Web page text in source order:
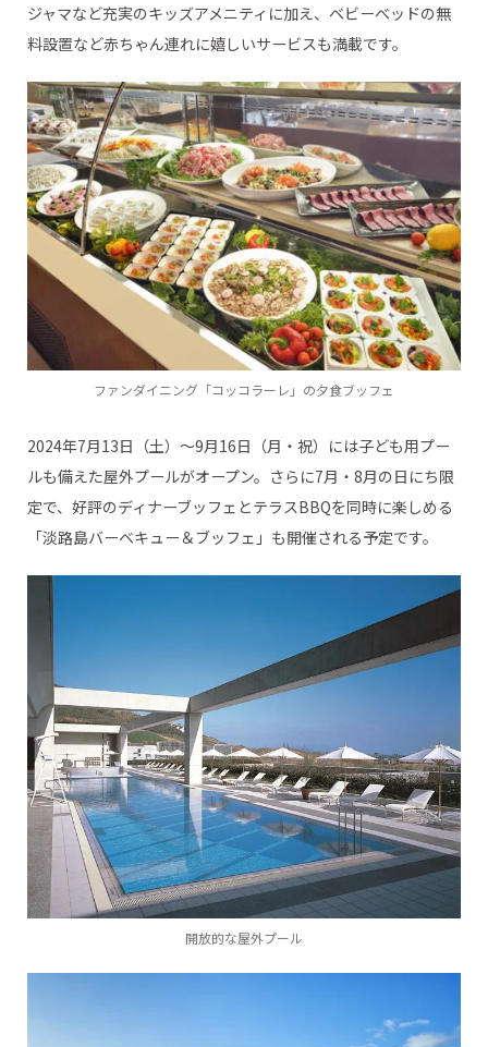
ジャマなど充実のキッズアメニティに加え、ベビーベッドの無
料設置など赤ちゃん連れに嬉しいサービスも満載です。
ファンダイニング「コッコラーレ」の夕食ブッフェ
2024年7月13日（土）～9月16日（月・祝）には子ども用プー
ルも備えた屋外プールがオープン。さらに7月・8月の日にち限
定で、好評のディナーブッフェとテラスBBQを同時に楽しめる
「淡路島バーベキュー＆ブッフェ」も開催される予定です。
開放的な屋外プール